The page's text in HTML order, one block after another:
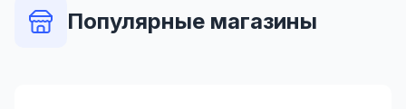
Популярные магазины